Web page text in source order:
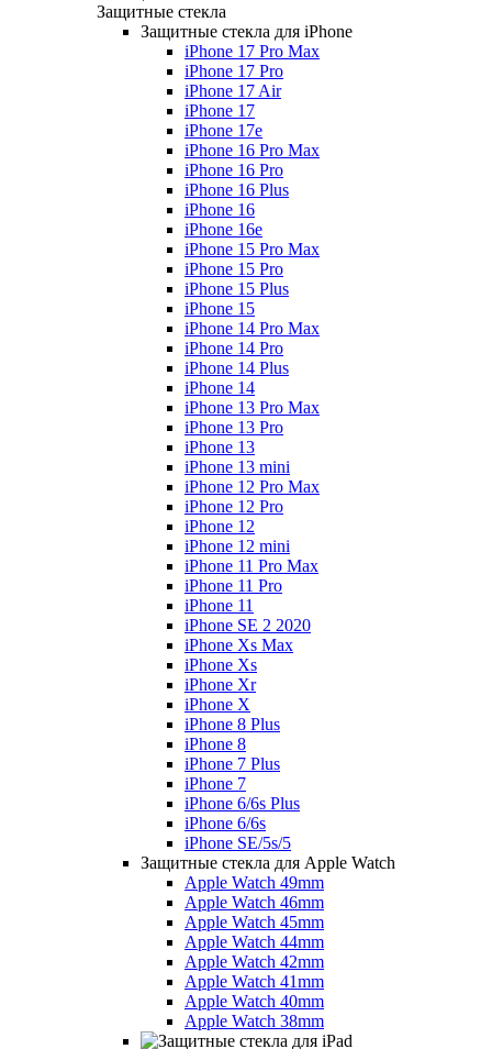
Защитные стекла
Защитные стекла для iPhone
iPhone 17 Pro Max
iPhone 17 Pro
iPhone 17 Air
iPhone 17
iPhone 17e
iPhone 16 Pro Max
iPhone 16 Pro
iPhone 16 Plus
iPhone 16
iPhone 16e
iPhone 15 Pro Max
iPhone 15 Pro
iPhone 15 Plus
iPhone 15
iPhone 14 Pro Max
iPhone 14 Pro
iPhone 14 Plus
iPhone 14
iPhone 13 Pro Max
iPhone 13 Pro
iPhone 13
iPhone 13 mini
iPhone 12 Pro Max
iPhone 12 Pro
iPhone 12
iPhone 12 mini
iPhone 11 Pro Max
iPhone 11 Pro
iPhone 11
iPhone SE 2 2020
iPhone Xs Max
iPhone Xs
iPhone Xr
iPhone X
iPhone 8 Plus
iPhone 8
iPhone 7 Plus
iPhone 7
iPhone 6/6s Plus
iPhone 6/6s
iPhone SE/5s/5
Защитные стекла для Apple Watch
Apple Watch 49mm
Apple Watch 46mm
Apple Watch 45mm
Apple Watch 44mm
Apple Watch 42mm
Apple Watch 41mm
Apple Watch 40mm
Apple Watch 38mm